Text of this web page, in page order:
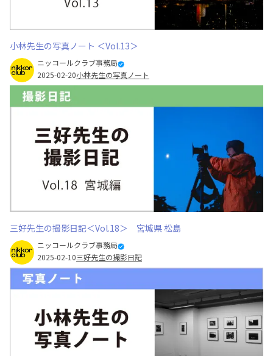
小林先生の写真ノート ＜Vol.13＞
ニッコールクラブ事務局
2025-02-20小林先生の写真ノート
三好先生の撮影日記＜Vol.18＞ 宮城県 松島
ニッコールクラブ事務局
2025-02-10三好先生の撮影日記